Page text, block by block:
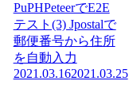
PuPHPeteerでE2E
テスト(3) Jpostalで
郵便番号から住所
を自動入力
2021.03.162021.03.25